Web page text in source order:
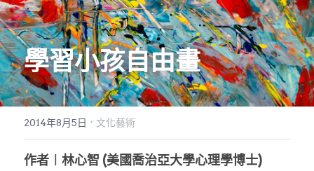
雜誌目錄
雜誌專欄
最新文章
編者的話
本期主題
畫話人生
寫寫畫畫
漫畫
訂購/奉獻/廣告刊登
好站連結
學習小孩自由畫
2014年8月5日 · 文化藝術
作者︱林心智 (美國喬治亞大學心理學博士)